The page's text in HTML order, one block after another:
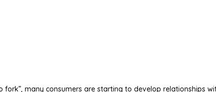
many consumers are starting to develop relationships